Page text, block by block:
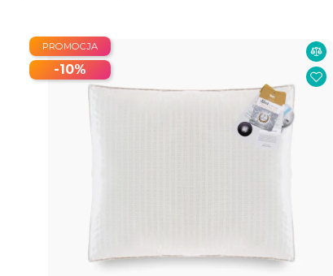
PROMOCJA
-10%